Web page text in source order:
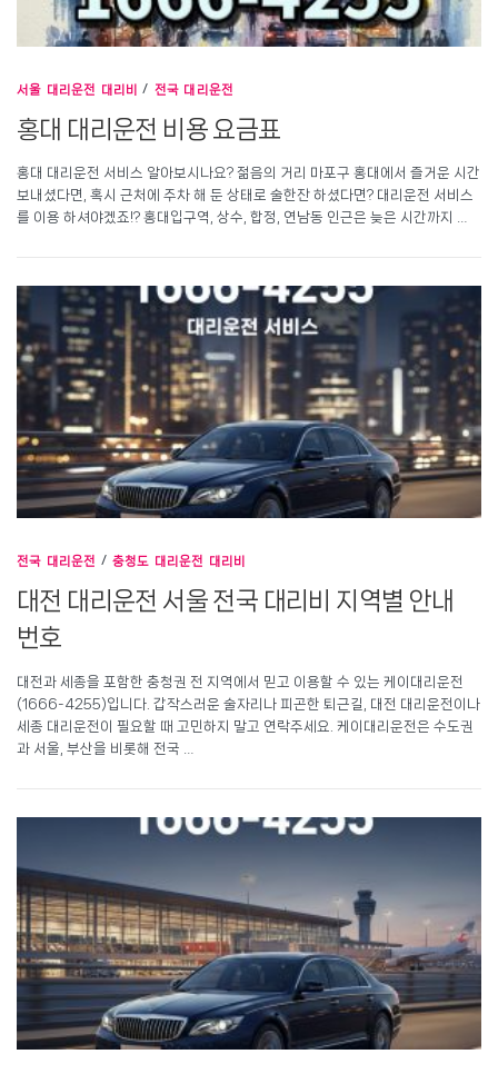
서울 대리운전 대리비 / 전국 대리운전
홍대 대리운전 비용 요금표
홍대 대리운전 서비스 알아보시나요? 젊음의 거리 마포구 홍대에서 즐거운 시간
보내셨다면, 혹시 근처에 주차 해 둔 상태로 술한잔 하셨다면? 대리운전 서비스
를 이용 하셔야겠죠!? 홍대입구역, 상수, 합정, 연남동 인근은 늦은 시간까지 …
전국 대리운전 /충청도 대리운전 대리비
대전 대리운전 서울 전국 대리비 지역별 안내
번호
대전과 세종을 포함한 충청권 전 지역에서 믿고 이용할 수 있는 케이대리운전
(1666-4255)입니다. 갑작스러운 술자리나 피곤한 퇴근길, 대전 대리운전이나
세종 대리운전이 필요할 때 고민하지 말고 연락주세요. 케이대리운전은 수도권
과 서울, 부산을 비롯해 전국 …